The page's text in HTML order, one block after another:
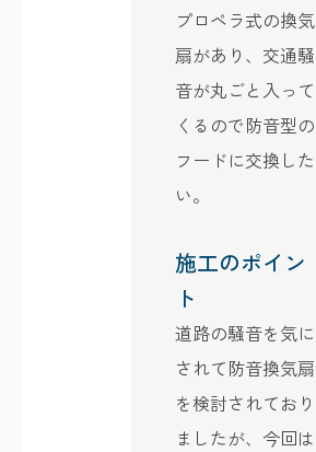
プロペラ式の換気
扇があり、交通騒
音が丸ごと入って
くるので防音型の
フードに交換した
い。
施工のポイン
ト
道路の騒音を気に
されて防音換気扇
を検討されており
ましたが、今回は